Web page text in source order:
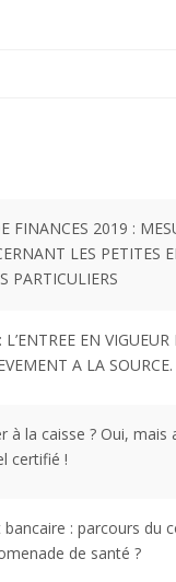
FINANCES 2019 :
LES PETITES
PARTICULIERS
L’ENTREE EN VIGUEUR
A LA SOURCE.
à la caisse ? Oui, mais
certifié !
bancaire : parcours du
de santé ?